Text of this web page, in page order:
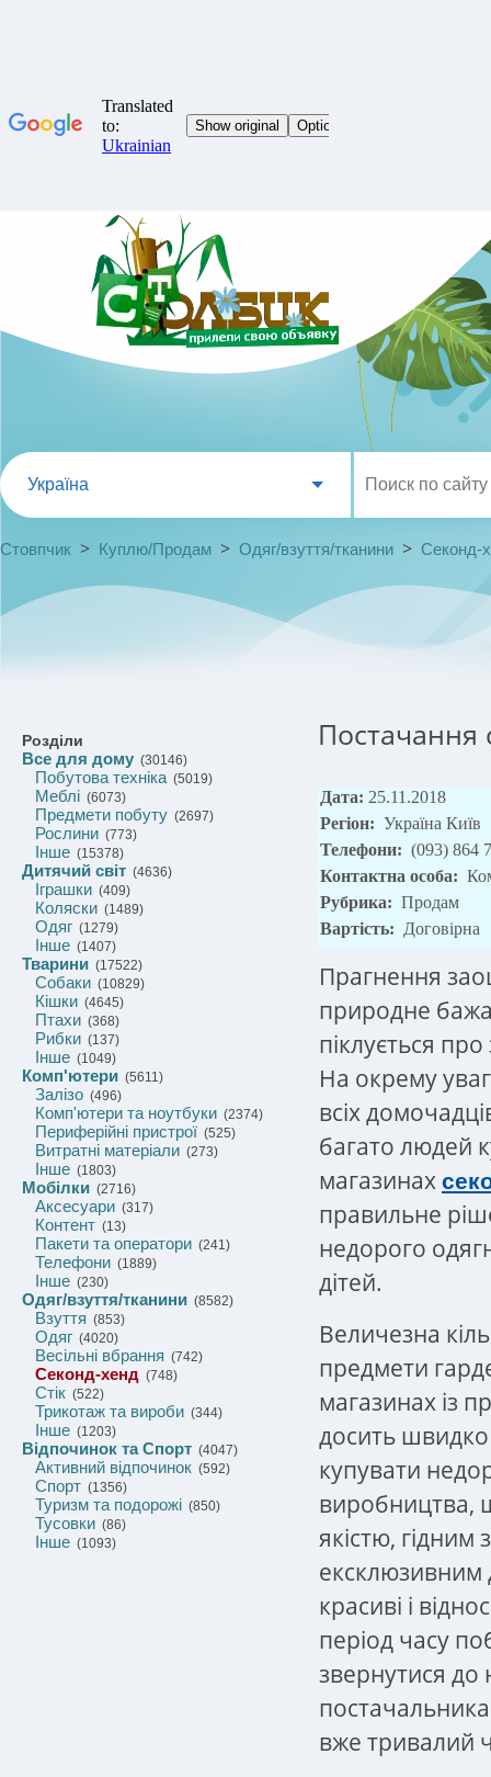
Україна
Стовпчик > Куплю/Продам > Одяг/взуття/тканини > Секонд-
Розділи
Все для дому (30146)
Побутова техніка(5019)
Меблі (6073)
Предмети побуту (2697)
Рослини (773)
Інше (15378)
Дитячий світ (4636)
Іграшки (409)
Коляски (1489)
Одяг (1279)
Інше (1407)
Тварини (17522)
Собаки (10829)
Кішки (4645)
Птахи (368)
Рибки (137)
Інше (1049)
Комп'ютери (5611)
Залізо (496)
Комп'ютери та ноутбуки (2374)
Периферійні пристрої (525)
Витратні матеріали (273)
Інше (1803)
Мобілки (2716)
Аксесуари (317)
Контент (13)
Пакети та оператори (241)
Телефони (1889)
Інше (230)
Одяг/взуття/тканини (8582)
Взуття (853)
Одяг (4020)
Весільні вбрання (742)
Секонд-хенд (748)
Стік (522)
Трикотаж та вироби (344)
Інше (1203)
Відпочинок та Спорт (4047)
Активний відпочинок (592)
Спорт (1356)
Туризм та подорожі (850)
Тусовки (86)
Інше (1093)
Постачання
Дата: 25.11.2018
Регіон: Україна Київ
Телефони: (093) 864
Контактна особа:
Рубрика: Продам
Вартість: Договірна
Прагнення
природне
піклується
На окрему
всіх
багато людей
магазинах
правильне
недорого
дітей.
Величезна
предмети
магазинах із
досить
купувати
виробництва,
якістю,
красиві і
період часу
звернутися до
вже тривалий